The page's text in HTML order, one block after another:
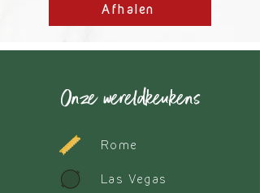
Afhalen
Onze wereldkeukens
Rome
Las Vegas